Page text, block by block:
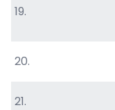
19.
20.
21.